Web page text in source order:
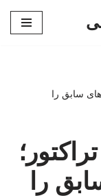
سابق را
را